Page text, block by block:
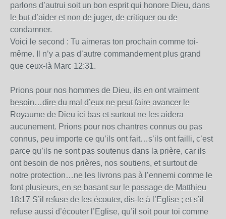
parlons d’autrui soit un bon esprit qui honore Dieu, dans
le but d’aider et non de juger, de critiquer ou de
condamner.
Voici le second : Tu aimeras ton prochain comme toi-
même. Il n’y a pas d’autre commandement plus grand
que ceux-là Marc 12:31.
Prions pour nos hommes de Dieu, ils en ont vraiment
besoin…dire du mal d’eux ne peut faire avancer le
Royaume de Dieu ici bas et surtout ne les aidera
aucunement. Prions pour nos chantres connus ou pas
connus, peu importe ce qu’ils ont fait…s’ils ont failli, c’est
parce qu’ils ne sont pas soutenus dans la prière, car ils
ont besoin de nos prières, nos soutiens, et surtout de
notre protection…ne les livrons pas à l’ennemi comme le
font plusieurs, en se basant sur le passage de Matthieu
18:17 S’il refuse de les écouter, dis-le à l’Eglise ; et s’il
refuse aussi d’écouter l’Eglise, qu’il soit pour toi comme